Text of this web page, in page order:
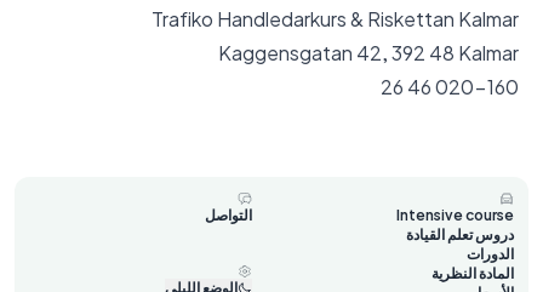
Trafiko Handledarkurs & Riskettan Kalmar
Kaggensgatan 42, 392 48 Kalmar
020-160 46 26
Intensive course
دروس تعلم القيادة
الدورات
المادة النظرية
التواصل
الوضع الليلي